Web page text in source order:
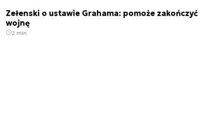
Zełenski o ustawie Grahama: pomoże zakończyć
wojnę
2 min.